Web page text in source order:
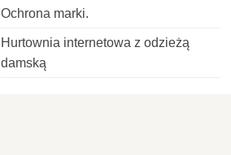
Ochrona marki.
Hurtownia internetowa z odzieżą
damską